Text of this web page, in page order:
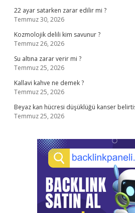
22 ayar satarken zarar edilir mi ?
Temmuz 30, 2026
Kozmolojik delili kim savunur ?
Temmuz 26, 2026
Su altına zarar verir mi ?
Temmuz 25, 2026
Kallavi kahve ne demek ?
Temmuz 25, 2026
Beyaz kan hücresi düşüklüğü kanser
Temmuz 25, 2026